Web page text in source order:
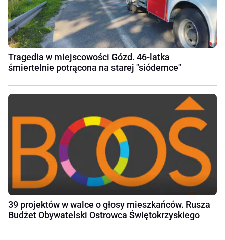
Tragedia w miejscowości Gózd. 46-latka
śmiertelnie potrącona na starej "siódemce"
39 projektów w walce o głosy mieszkańców. Rusza
Budżet Obywatelski Ostrowca Świętokrzyskiego